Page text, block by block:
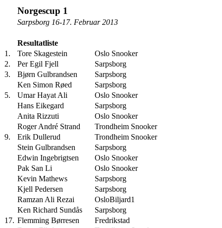
Norgescup 1
Sarpsborg 16-17. Februar 2013
Resultatliste
1.
Tore Skagestein
Oslo Snooker
2.
Per Egil Fjell
Sarpsborg
3.
Bjørn Gulbrandsen
Sarpsborg
Ken Simon Røed
Sarpsborg
5.
Umar Hayat Ali
Oslo Snooker
Hans Eikegard
Sarpsborg
Anita Rizzuti
Oslo Snooker
Roger André Strand
Trondheim Snooker
9.
Erik Dullerud
Trondheim Snooker
Stein Gulbrandsen
Sarpsborg
Edwin Ingebrigtsen
Oslo Snooker
Pak San Li
Oslo Snooker
Kevin Mathews
Sarpsborg
Kjell Pedersen
Sarpsborg
Ramzan Ali Rezai
OsloBiljard1
Ken Richard Sundås
Sarpsborg
17. Flemming Børresen
Fredrikstad